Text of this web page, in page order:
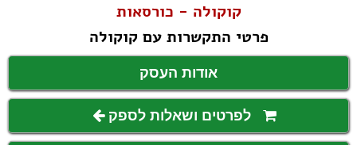
קוקולה - כורסאות
פרטי התקשרות עם קוקולה
אודות העסק
לפרטים ושאלות לספק